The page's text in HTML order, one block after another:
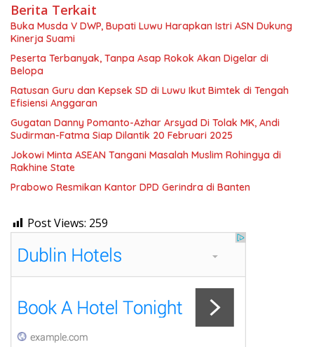
Berita Terkait
Buka Musda V DWP, Bupati Luwu Harapkan Istri ASN Dukung
Kinerja Suami
Peserta Terbanyak, Tanpa Asap Rokok Akan Digelar di
Belopa
Ratusan Guru dan Kepsek SD di Luwu Ikut Bimtek di Tengah
Efisiensi Anggaran
Gugatan Danny Pomanto-Azhar Arsyad Di Tolak MK, Andi
Sudirman-Fatma Siap Dilantik 20 Februari 2025
Jokowi Minta ASEAN Tangani Masalah Muslim Rohingya di
Rakhine State
Prabowo Resmikan Kantor DPD Gerindra di Banten
Post Views: 259